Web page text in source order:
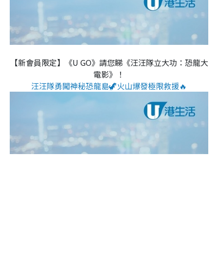
【新會員限定】《U GO》請您睇《汪汪隊立大功：恐龍大
電影》！
汪汪隊勇闖神秘恐龍島🦖火山爆發極限救援🔥